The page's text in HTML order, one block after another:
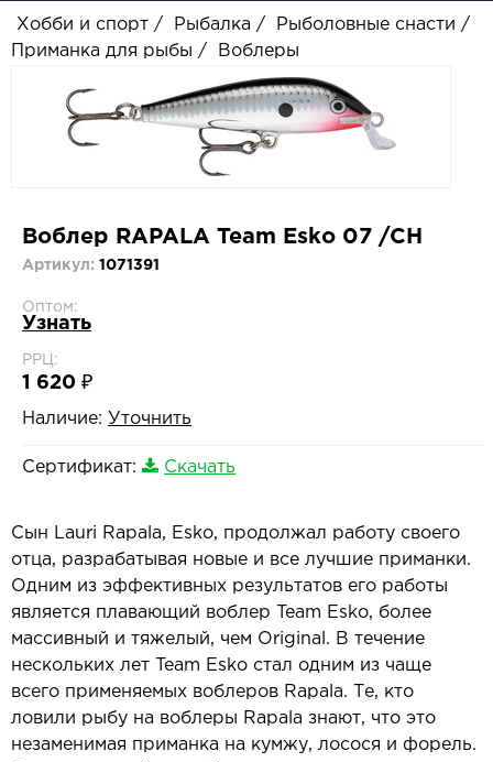
Хобби и спорт / Рыбалка / Рыболовные снасти /
Приманка для рыбы / Воблеры
Воблер RAPALA Team Esko 07 /CH
Артикул: 1071391
Оптом:
Узнать
РРЦ:
1 620 ₽
Наличие: Уточнить
Сертификат: Скачать
Сын Lauri Rapala, Esko, продолжал работу своего
отца, разрабатывая новые и все лучшие приманки.
Одним из эффективных результатов его работы
является плавающий воблер Team Esko, более
массивный и тяжелый, чем Original. В течение
нескольких лет Team Esko стал одним из чаще
всего применяемых воблеров Rapala. Те, кто
ловили рыбу на воблеры Rapala знают, что это
незаменимая приманка на кумжу, лосося и форель.